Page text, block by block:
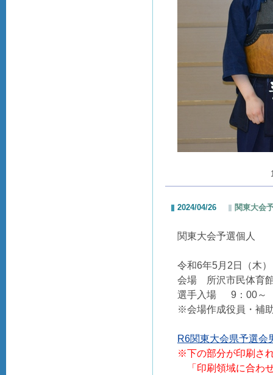
2024/04/26 関東大会
関東大会予選個人
令和6年5月2日（木）
会場 所沢市民体育
選手入場 9：00～
※会場作成役員・補
R6関東大会県予選会
※下の部分が印刷さ
「印刷領域に合わ